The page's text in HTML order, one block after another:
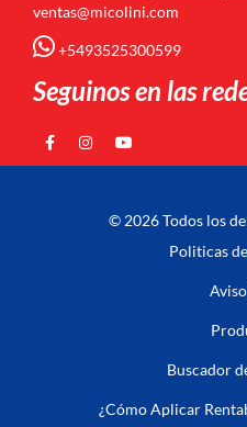
ventas@micolini.com
+5493525300599
Seguinos en las
© 2026 Todos los
Politicas
Buscador
¿Cómo Aplicar